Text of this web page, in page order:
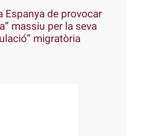
Espanya de provocar
massiu per la seva
migratòria